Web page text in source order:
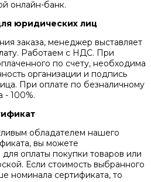
онлайн-банк.
юридических лиц
заказа, менеджер выставляет
Работаем с НДС. При
по счету, необходима
организации и подпись
При оплате по безналичному
- 100%.
обладателем нашего
вы можете
для оплаты покупки товаров или
Если стоимость выбранного
номинала сертификата, то